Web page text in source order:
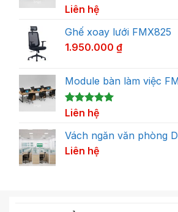
5.00trên 5
dựa trên
1
đánh giá
Liên hệ
Ghế xoay lưới FMX825
1.950.000 ₫
Module bàn làm việc
5.00trên 5
dựa trên
1
đánh giá
Liên hệ
Vách ngăn văn phòng
Liên hệ